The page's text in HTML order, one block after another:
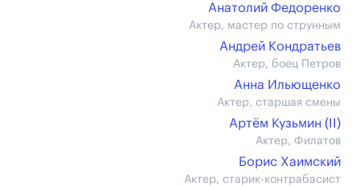
Анатолий Федоренко
Актер, мастер по струнным
Андрей Кондратьев
Актер, боец Петров
Анна Ильющенко
Актер, старшая смены
Артём Кузьмин (II)
Актер, Филатов
Борис Хаимский
Актер, старик-контрабасист